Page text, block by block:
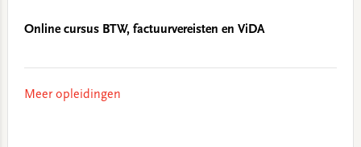
Online cursus BTW, factuurvereisten en ViDA
Meer opleidingen